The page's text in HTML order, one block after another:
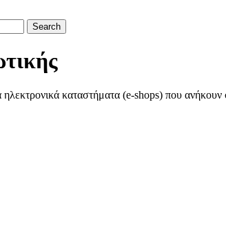
Search
καταστήματα (e-shops) που ανήκουν